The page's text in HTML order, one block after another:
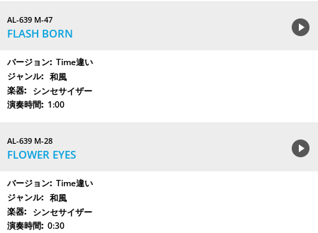
AL-639 M-47
FLASH BORN
Time違い
和風
シンセサイザー
1:00
AL-639 M-28
FLOWER EYES
Time違い
和風
シンセサイザー
0:30